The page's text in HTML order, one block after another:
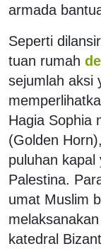
armada
Seperti
tuan rumah
sejumlah aksi
Hagia Sophia
(Golden
puluhan kapal
Palestina.
umat Muslim
katedral